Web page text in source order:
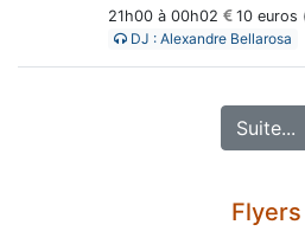
21h00 à 00h02
10 euros
DJ : Alexandre Bellarosa
Suite...
Flyers